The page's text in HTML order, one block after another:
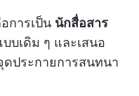
การเป็น นักสื่อสาร
บเดิม ๆ และเสนอ
ประกายการสนทนา